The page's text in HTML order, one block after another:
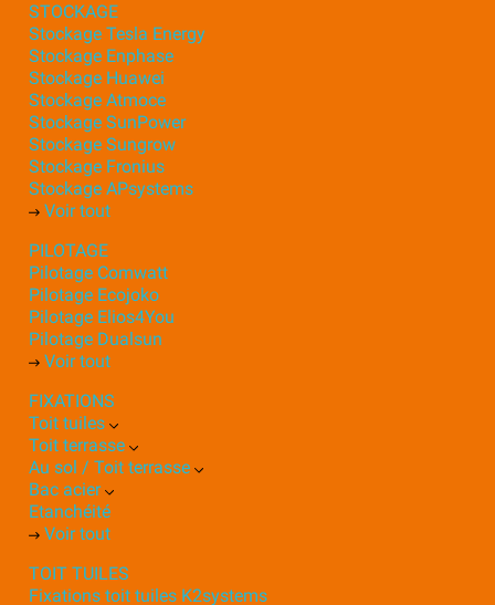
STOCKAGE
Stockage Tesla Energy
Stockage Enphase
Stockage Huawei
Stockage Atmoce
Stockage SunPower
Stockage Sungrow
Stockage Fronius
Stockage APsystems
Voir tout
PILOTAGE
Pilotage Comwatt
Pilotage Ecojoko
Pilotage Elios4You
Pilotage Dualsun
Voir tout
FIXATIONS
Toit tuiles
Toit terrasse
Au sol / Toit terrasse
Bac acier
Etanchéité
Voir tout
TOIT TUILES
Fixations toit tuiles K2systems